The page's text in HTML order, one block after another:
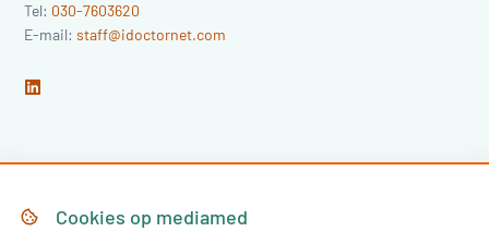
Tel: 030-7603620
E-mail:staff@idoctornet.com
HomeCookies op mediamed